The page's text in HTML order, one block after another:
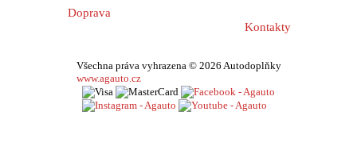
Doprava
Kontakty
Všechna práva vyhrazena © 2026 Autodoplňky
www.agauto.cz